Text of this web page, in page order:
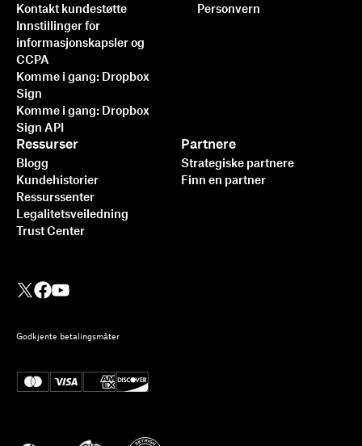
Kontakt kundestøtte
Innstillinger for
informasjonskapsler og
CCPA
Komme i gang: Dropbox
Sign
Komme i gang: Dropbox
Sign API
Ressurser
Blogg
Kundehistorier
Ressurssenter
Legalitetsveiledning
Trust Center
Partnere
Strategiske partnere
Finn en partner
Personvern
Godkjente betalingsmåter